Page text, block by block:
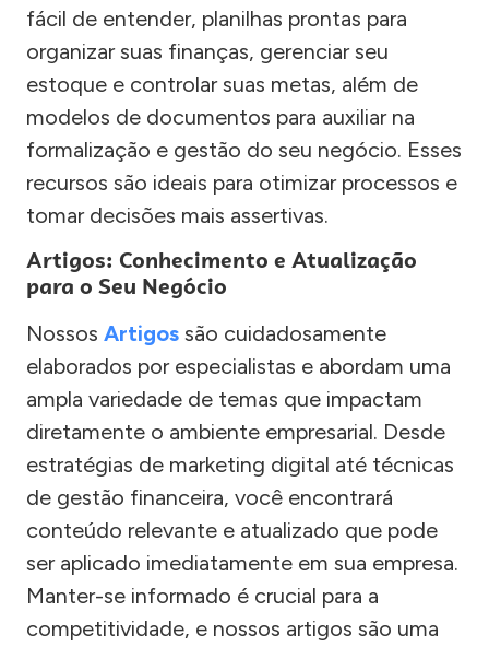
fácil de entender, planilhas prontas para
organizar suas finanças, gerenciar seu
estoque e controlar suas metas, além de
modelos de documentos para auxiliar na
formalização e gestão do seu negócio. Esses
recursos são ideais para otimizar processos e
tomar decisões mais assertivas.
Artigos: Conhecimento e Atualização
para o Seu Negócio
Nossos Artigos são cuidadosamente
elaborados por especialistas e abordam uma
ampla variedade de temas que impactam
diretamente o ambiente empresarial. Desde
estratégias de marketing digital até técnicas
de gestão financeira, você encontrará
conteúdo relevante e atualizado que pode
ser aplicado imediatamente em sua empresa.
Manter-se informado é crucial para a
competitividade, e nossos artigos são uma